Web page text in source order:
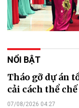
NỔI BẬT
Tháo gỡ dự án
cải cách thể chế
07/08/2026 04:27